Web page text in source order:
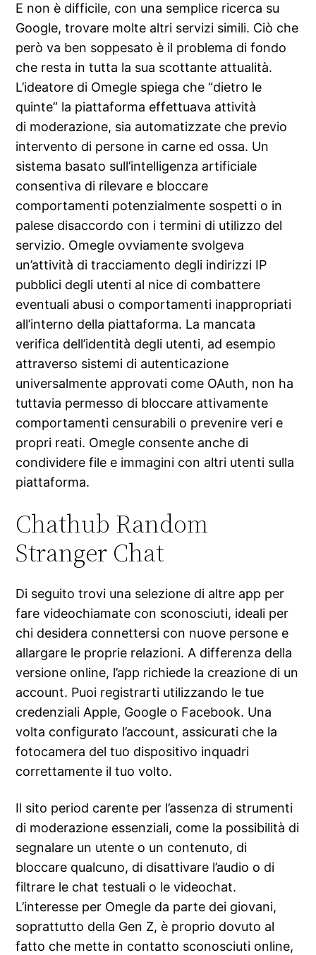
E non è difficile, con una semplice ricerca su
Google, trovare molte altri servizi simili. Ciò che
però va ben soppesato è il problema di fondo
che resta in tutta la sua scottante attualità.
L’ideatore di Omegle spiega che “dietro le
quinte” la piattaforma effettuava attività
di moderazione, sia automatizzate che previo
intervento di persone in carne ed ossa. Un
sistema basato sull’intelligenza artificiale
consentiva di rilevare e bloccare
comportamenti potenzialmente sospetti o in
palese disaccordo con i termini di utilizzo del
servizio. Omegle ovviamente svolgeva
un’attività di tracciamento degli indirizzi IP
pubblici degli utenti al nice di combattere
eventuali abusi o comportamenti inappropriati
all’interno della piattaforma. La mancata
verifica dell’identità degli utenti, ad esempio
attraverso sistemi di autenticazione
universalmente approvati come OAuth, non ha
tuttavia permesso di bloccare attivamente
comportamenti censurabili o prevenire veri e
propri reati. Omegle consente anche di
condividere file e immagini con altri utenti sulla
piattaforma.
Chathub Random
Stranger Chat
Di seguito trovi una selezione di altre app per
fare videochiamate con sconosciuti, ideali per
chi desidera connettersi con nuove persone e
allargare le proprie relazioni. A differenza della
versione online, l’app richiede la creazione di un
account. Puoi registrarti utilizzando le tue
credenziali Apple, Google o Facebook. Una
volta configurato l’account, assicurati che la
fotocamera del tuo dispositivo inquadri
correttamente il tuo volto.
Il sito period carente per l’assenza di strumenti
di moderazione essenziali, come la possibilità di
segnalare un utente o un contenuto, di
bloccare qualcuno, di disattivare l’audio o di
filtrare le chat testuali o le videochat.
L’interesse per Omegle da parte dei giovani,
soprattutto della Gen Z, è proprio dovuto al
fatto che mette in contatto sconosciuti online,